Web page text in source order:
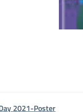
2021-Poster